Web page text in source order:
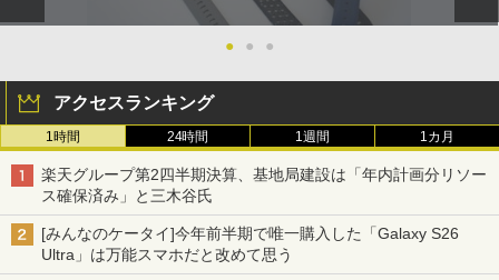
● ● ●
アクセスランキング
1時間 24時間 1週間 1カ月
楽天グループ第2四半期決算、基地局建設は「年内計画分リソー
ス確保済み」と三木谷氏
[みんなのケータイ]今年前半期で唯一購入した「Galaxy S26
Ultra」は万能スマホだと改めて思う